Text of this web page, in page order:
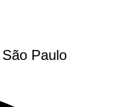
Paulo